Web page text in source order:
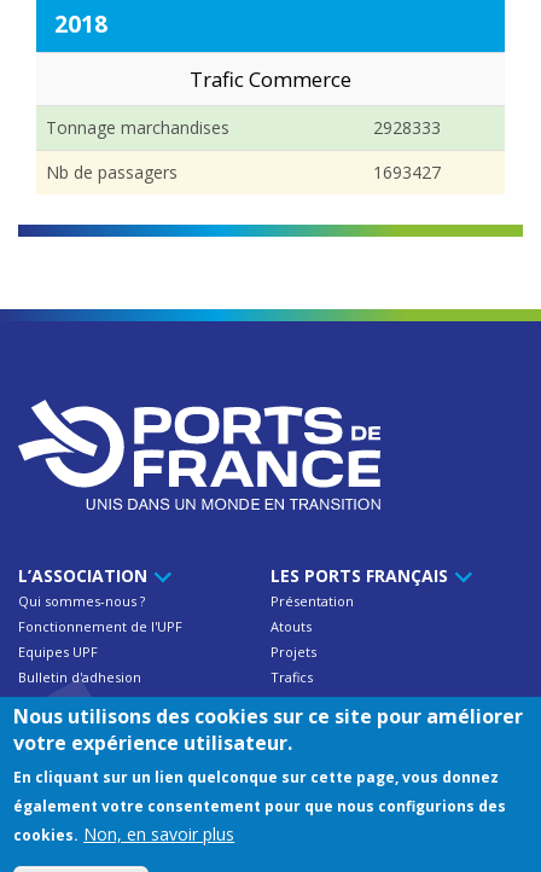
2018
Trafic Commerce
Tonnage marchandises
2928333
Nb de passagers
1693427
L’ASSOCIATION
Qui sommes-nous ?
Fonctionnement de l'UPF
Equipes UPF
Bulletin d'adhesion
Contact
LES PORTS FRANÇAIS
Présentation
Atouts
Projets
Trafics
NOS ADHÉRENTS
Annuaire des membres
Adresses utiles & liens
RESSOURCES
Publications
Nous utilisons des cookies sur ce site pour améliorer
votre expérience utilisateur.
En cliquant sur un lien quelconque sur cette page, vous donnez
également votre consentement pour que nous configurions des
cookies. Non, en savoir plus